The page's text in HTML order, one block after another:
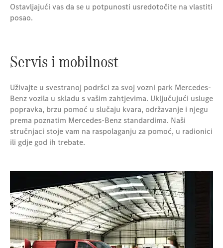
Ostavljajući vas da se u potpunosti usredotočite na vlastiti
posao.​
Servis i mobilnost
Uživajte u svestranoj podršci za svoj vozni park Mercedes-
Benz vozila u skladu s vašim zahtjevima. Uključujući usluge
popravka, brzu pomoć u slučaju kvara, održavanje i njegu
prema poznatim Mercedes-Benz standardima. Naši
stručnjaci stoje vam na raspolaganju za pomoć, u radionici
ili gdje god ih trebate.​